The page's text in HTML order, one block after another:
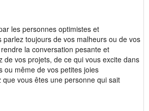
les personnes optimistes et
parlez toujours de vos malheurs ou de vos
la conversation pesante et
de vos projets, de ce qui vous excite dans
ou même de vos petites joies
vous êtes une personne qui sait